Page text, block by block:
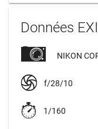
Données
NIKON
f/28/10
1/160